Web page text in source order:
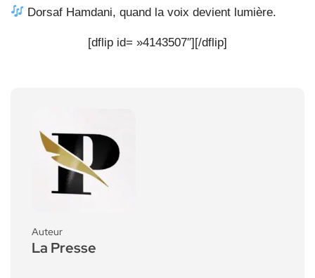
Dorsaf Hamdani, quand la voix devient lumière.
[dflip id= »4143507″][/dflip]
Auteur
La Presse